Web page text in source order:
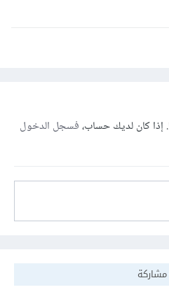
إذا كان لديك حساب،فسجل الدخول